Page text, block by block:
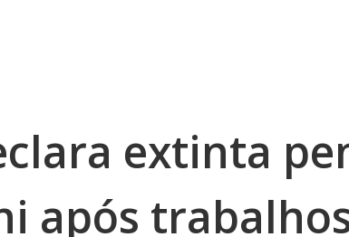
extinta
após